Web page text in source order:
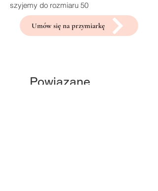
szyjemy do rozmiaru 50
Umów się na przymiarkę
Powiązane